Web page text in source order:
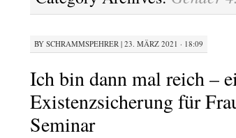
BY SCHRAMMSPEHRER | 23. MÄRZ 2021 · 18:09
Ich bin dann mal reich –
Existenzsicherung für
Seminar